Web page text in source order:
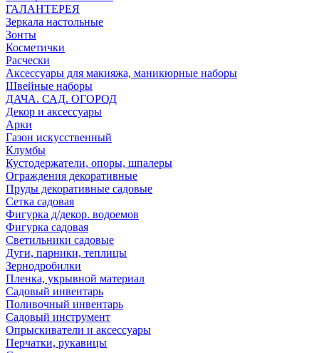
ГАЛАНТЕРЕЯ
Зеркала настольные
Зонты
Косметички
Расчески
Аксессуары для макияжа, маникюрные наборы
Швейные наборы
ДАЧА. САД. ОГОРОД
Декор и аксессуары
Арки
Газон искусственный
Клумбы
Кустодержатели, опоры, шпалеры
Ограждения декоративные
Пруды декоративные садовые
Сетка садовая
Фигурка д/декор. водоемов
Фигурка садовая
Светильники садовые
Дуги, парники, теплицы
Зернодробилки
Пленка, укрывной материал
Садовый инвентарь
Поливочный инвентарь
Садовый инструмент
Опрыскиватели и аксессуары
Перчатки, рукавицы